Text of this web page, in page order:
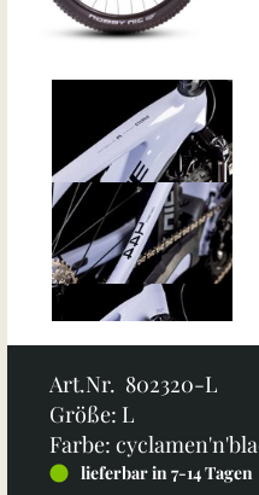
Art.Nr. 802320-L
Größe: L
Farbe:
lieferbar in 7-14 Tagen